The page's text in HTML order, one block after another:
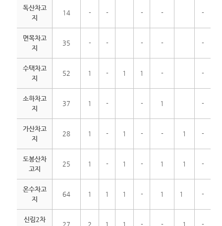
독산차고
지
14 - - - - -
면목차고
지
35 - - - - -
수택차고
지
52 1 - 1 1 - -
소하차고
지
37 1 - - 1 -
가산차고
지
28 1 - 1 - - 1 -
도봉산차
고지
25 1 - 1 - 1 1 -
온수차고
지
64 1 1 1 - 1 1 -
신림2차
27 2 1 1 - - 1 -